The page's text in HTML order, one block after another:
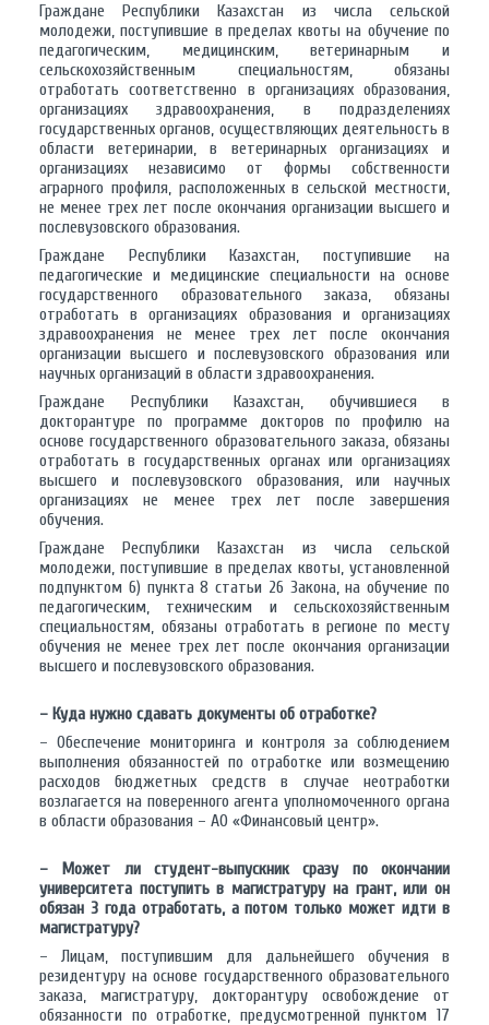
Граждане Республики Казахстан из числа сельской
молодежи, поступившие в пределах квоты на обучение по
педагогическим, медицинским, ветеринарным и
сельскохозяйственным специальностям, обязаны
отработать соответственно в организациях образования,
организациях здравоохранения, в подразделениях
государственных органов, осуществляющих деятельность в
области ветеринарии, в ветеринарных организациях и
организациях независимо от формы собственности
аграрного профиля, расположенных в сельской местности,
не менее трех лет после окончания организации высшего и
послевузовского образования.
Граждане Республики Казахстан, поступившие на
педагогические и медицинские специальности на основе
государственного образовательного заказа, обязаны
отработать в организациях образования и организациях
здравоохранения не менее трех лет после окончания
организации высшего и послевузовского образования или
научных организаций в области здравоохранения.
Граждане Республики Казахстан, обучившиеся в
докторантуре по программе докторов по профилю на
основе государственного образовательного заказа, обязаны
отработать в государственных органах или организациях
высшего и послевузовского образования, или научных
организациях не менее трех лет после завершения
обучения.
Граждане Республики Казахстан из числа сельской
молодежи, поступившие в пределах квоты, установленной
подпунктом 6) пункта 8 статьи 26 Закона, на обучение по
педагогическим, техническим и сельскохозяйственным
специальностям, обязаны отработать в регионе по месту
обучения не менее трех лет после окончания организации
высшего и послевузовского образования.
– Куда нужно сдавать документы об отработке?
– Обеспечение мониторинга и контроля за соблюдением
выполнения обязанностей по отработке или возмещению
расходов бюджетных средств в случае неотработки
возлагается на поверенного агента уполномоченного органа
в области образования – АО «Финансовый центр».
– Может ли студент-выпускник сразу по окончании
университета поступить в магистратуру на грант, или он
обязан 3 года отработать, а потом только может идти в
магистратуру?
– Лицам, поступившим для дальнейшего обучения в
резидентуру на основе государственного образовательного
заказа, магистратуру, докторантуру освобождение от
обязанности по отработке, предусмотренной пунктом 17